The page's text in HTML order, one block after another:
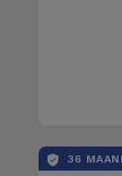
36